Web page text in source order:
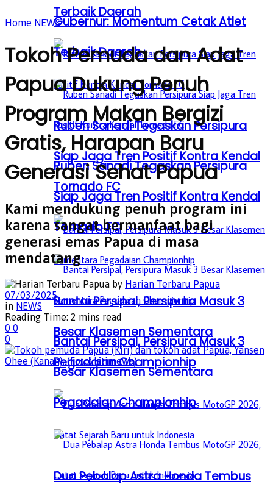
Terbaik Daerah
Ruben Sanadi Tegaskan Persipura
Siap Jaga Tren Positif Kontra Kendal
Tornado FC
Bantai Persipal, Persipura Masuk 3
Besar Klasemen Sementara
Pegadaian Championhip
Dua Pebalap Astra Honda Tembus
Gubernur: Momentum Cetak Atlet
Terbaik Daerah
Ruben Sanadi Tegaskan Persipura
Siap Jaga Tren Positif Kontra Kendal
Tornado FC
Bantai Persipal, Persipura Masuk 3
Besar Klasemen Sementara
Pegadaian Championhip
Home NEWS
Tokoh Pemuda dan Adat
Papua Dukung Penuh
Program Makan Bergizi
Gratis, Harapan Baru
Generasi Sehat Papua
Kami mendukung penuh program ini
karena sangat bermanfaat bagi
generasi emas Papua di masa
mendatang
by Harian Terbaru Papua
07/03/2025
in NEWS
Reading Time: 2 mins read
0 0
0